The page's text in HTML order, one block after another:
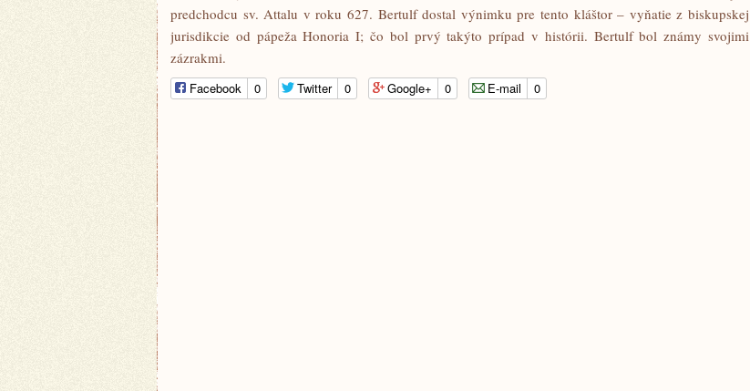
predchodcu sv. Attalu v roku 627. Bertulf dostal výnimku pre tento kláštor – vyňatie z biskupskej
jurisdikcie od pápeža Honoria I; čo bol prvý takýto prípad v histórii. Bertulf bol známy svojimi
zázrakmi.
Facebook 0 Twitter 0 Google+ 0 E-mail 0